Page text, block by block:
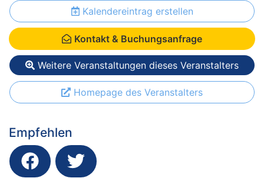
Kalendereintrag erstellen
Kontakt & Buchungsanfrage
Weitere Veranstaltungen dieses Veranstalters
Homepage des Veranstalters
Empfehlen